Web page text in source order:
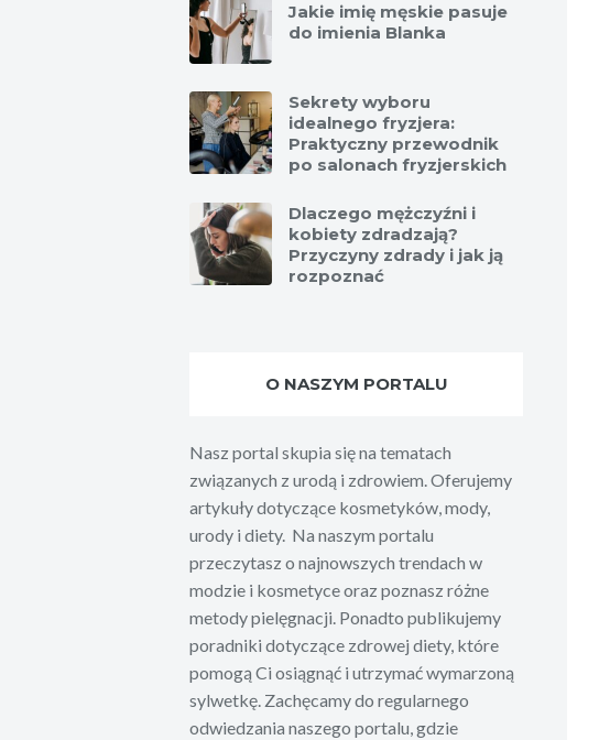
Jakie imię męskie pasuje
do imienia Blanka
Sekrety wyboru
idealnego fryzjera:
Praktyczny przewodnik
po salonach fryzjerskich
Dlaczego mężczyźni i
kobiety zdradzają?
Przyczyny zdrady i jak ją
rozpoznać
O NASZYM PORTALU
Nasz portal skupia się na tematach
związanych z urodą i zdrowiem. Oferujemy
artykuły dotyczące kosmetyków, mody,
urody i diety. Na naszym portalu
przeczytasz o najnowszych trendach w
modzie i kosmetyce oraz poznasz różne
metody pielęgnacji. Ponadto publikujemy
poradniki dotyczące zdrowej diety, które
pomogą Ci osiągnąć i utrzymać wymarzoną
sylwetkę. Zachęcamy do regularnego
odwiedzania naszego portalu, gdzie